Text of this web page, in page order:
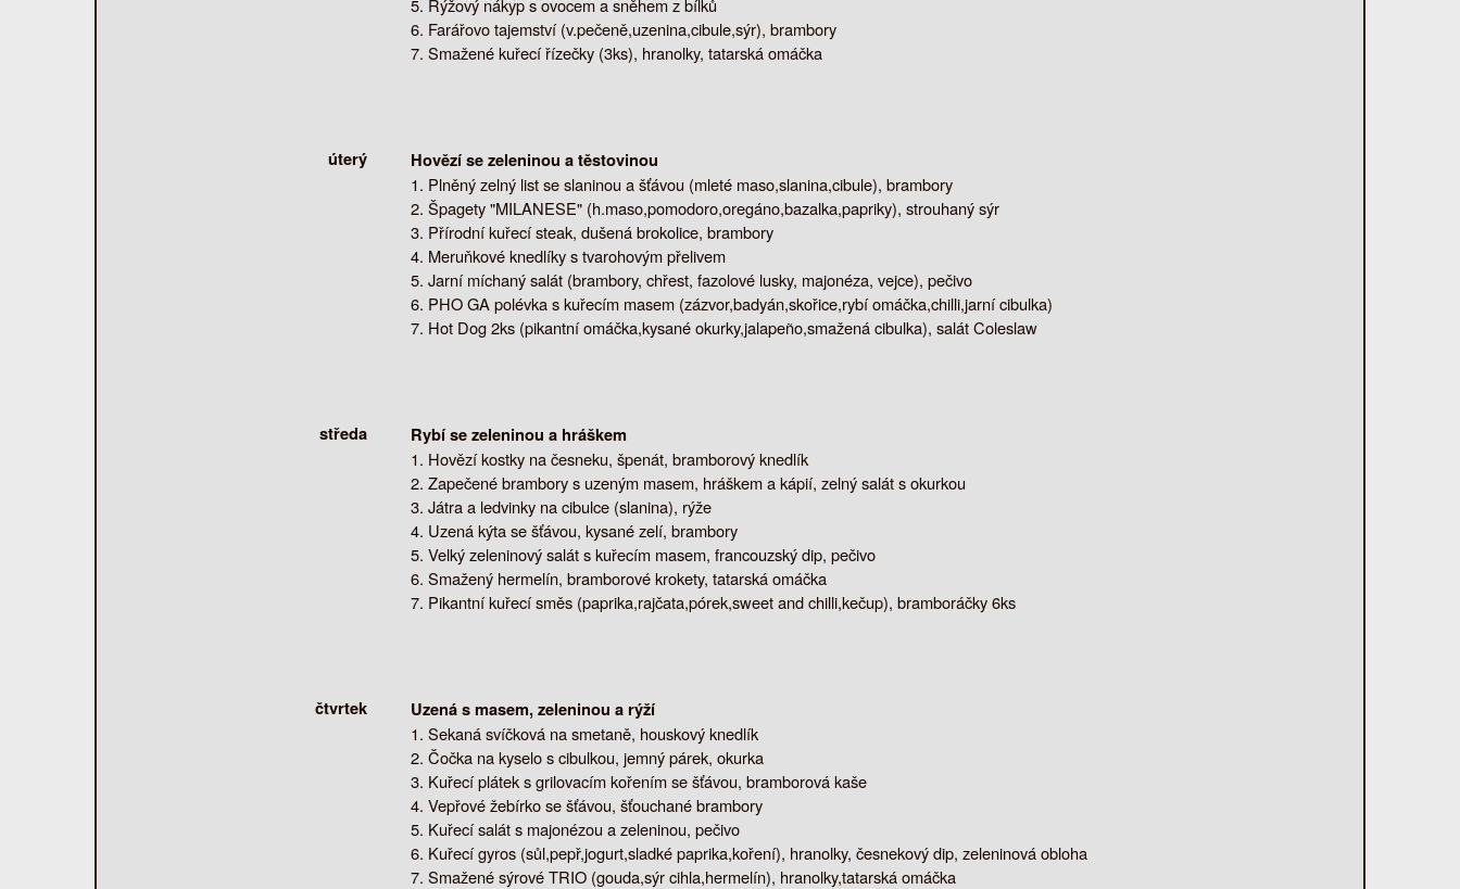
Rýžový nákyp s ovocem a sněhem z bílků
Farářovo tajemství (v.pečeně,uzenina,cibule,sýr), brambory
Smažené kuřecí řízečky (3ks), hranolky, tatarská omáčka
úterý
Hovězí se zeleninou a těstovinou
Plněný zelný list se slaninou a šťávou (mleté maso,slanina,cibule), brambory
Špagety "MILANESE" (h.maso,pomodoro,oregáno,bazalka,papriky), strouhaný sýr
Přírodní kuřecí steak, dušená brokolice, brambory
Meruňkové knedlíky s tvarohovým přelivem
Jarní míchaný salát (brambory, chřest, fazolové lusky, majonéza, vejce), pečivo
PHO GA polévka s kuřecím masem (zázvor,badyán,skořice,rybí omáčka,chilli,jarní cibulka)
Hot Dog 2ks (pikantní omáčka,kysané okurky,jalapeño,smažená cibulka), salát Coleslaw
středa
Rybí se zeleninou a hráškem
Hovězí kostky na česneku, špenát, bramborový knedlík
Zapečené brambory s uzeným masem, hráškem a kápií, zelný salát s okurkou
Játra a ledvinky na cibulce (slanina), rýže
Uzená kýta se šťávou, kysané zelí, brambory
Velký zeleninový salát s kuřecím masem, francouzský dip, pečivo
Smažený hermelín, bramborové krokety, tatarská omáčka
Pikantní kuřecí směs (paprika,rajčata,pórek,sweet and chilli,kečup), bramboráčky 6ks
čtvrtek
Uzená s masem, zeleninou a rýží
Sekaná svíčková na smetaně, houskový knedlík
Čočka na kyselo s cibulkou, jemný párek, okurka
Kuřecí plátek s grilovacím kořením se šťávou, bramborová kaše
Vepřové žebírko se šťávou, šťouchané brambory
Kuřecí salát s majonézou a zeleninou, pečivo
Kuřecí gyros (sůl,pepř,jogurt,sladké paprika,koření), hranolky, česnekový dip, zeleninová obloha
Smažené sýrové TRIO (gouda,sýr cihla,hermelín), hranolky,tatarská omáčka